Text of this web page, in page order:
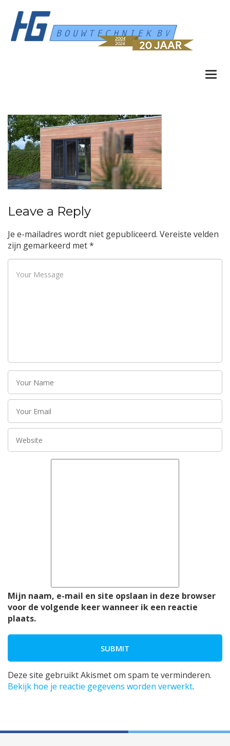
Leave a Reply
Je e-mailadres wordt niet gepubliceerd. Vereiste velden
zijn gemarkeerd met*
Mijn naam, e-mail en site opslaan in deze browser
voor de volgende keer wanneer ik een reactie
plaats.
Deze site gebruikt Akismet om spam te verminderen.
Bekijk hoe je reactie gegevens worden verwerkt.